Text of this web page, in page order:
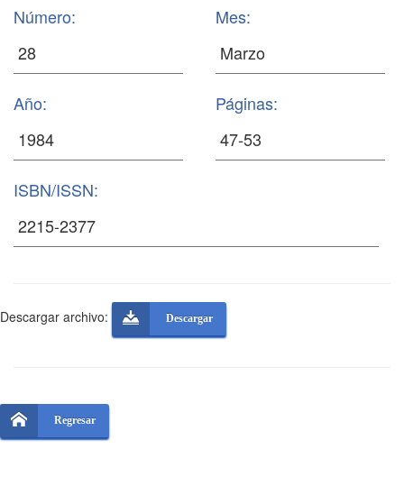
Número: Mes:
Año: Páginas:
ISBN/ISSN:
Descargar archivo: Descargar
Regresar